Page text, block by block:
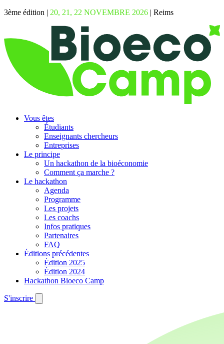
3ème édition | 20, 21, 22 NOVEMBRE 2026 | Reims
Vous êtes
Étudiants
Enseignants chercheurs
Entreprises
Le principe
Un hackathon de la bioéconomie
Comment ça marche ?
Le hackathon
Agenda
Programme
Les projets
Les coachs
Infos pratiques
Partenaires
FAQ
Éditions précédentes
Édition 2025
Édition 2024
Hackathon Bioeco Camp
S'inscrire